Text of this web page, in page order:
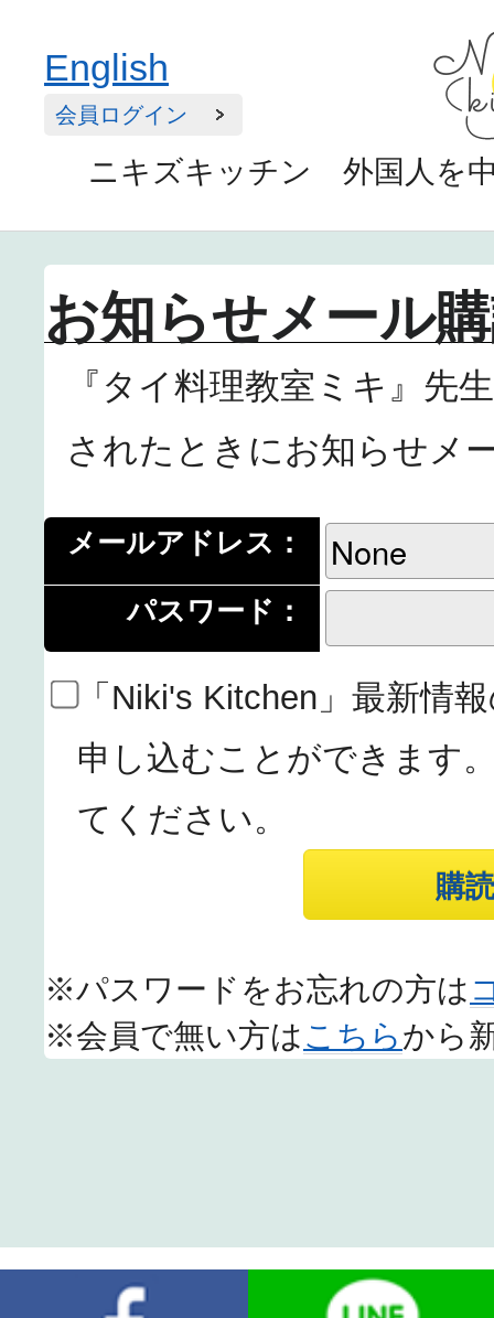
ニキズキッチン 外国人を
English
会員ログイン
お知らせメール
『タイ料理教室ミキ』先
されたときにお知らせメ
メールアドレス：
パスワード：
「Niki's Kitchen」最新情
申し込むことができます
てください。
※パスワードをお忘れの方は
※会員で無い方はこちらから